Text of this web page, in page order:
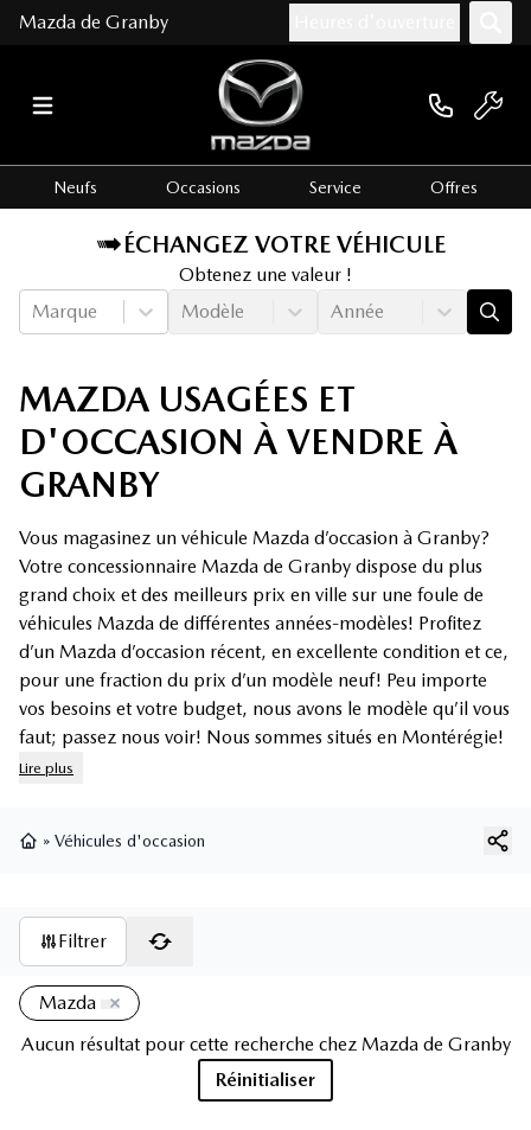
Mazda de Granby
Neufs Occasions Service Offres
ÉCHANGEZ VOTRE VÉHICULE
Obtenez une valeur !
Marque
Modèle Année
MAZDA USAGÉES ET
D'OCCASION À VENDRE À
GRANBY
Vous magasinez un véhicule Mazda d’occasion à Granby?
Votre concessionnaire Mazda de Granby dispose du plus
grand choix et des meilleurs prix en ville sur une foule de
véhicules Mazda de différentes années-modèles! Profitez
d’un Mazda d’occasion récent, en excellente condition et ce,
pour une fraction du prix d’un modèle neuf! Peu importe
vos besoins et votre budget, nous avons le modèle qu’il vous
faut; passez nous voir! Nous sommes situés en Montérégie!
Lire plus
» Véhicules d'occasion
Filtrer
Mazda
Aucun résultat pour cette recherche chez Mazda de Granby
Réinitialiser